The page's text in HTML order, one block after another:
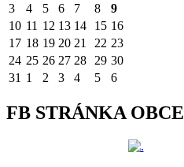
3
4 5 6 7 8
9
10 11 12 13 14 15 16
17 18 19 20 21 22 23
24 25 26 27 28 29 30
31 1 2 3 4 5 6
FB STRÁNKA OBCE